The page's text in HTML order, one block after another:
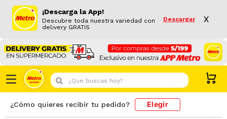
¡Descarga la App!
Descubre toda nuestra variedad con
delivery GRATIS
Descargar X
¿Que buscas hoy?
¿Cómo quieres recibir tu pedido? Elegir